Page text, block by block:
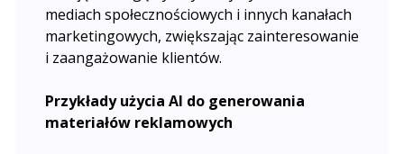
mediach społecznościowych i innych kanałach
marketingowych, zwiększając zainteresowanie
i zaangażowanie klientów.
Przykłady użycia AI do generowania
materiałów reklamowych